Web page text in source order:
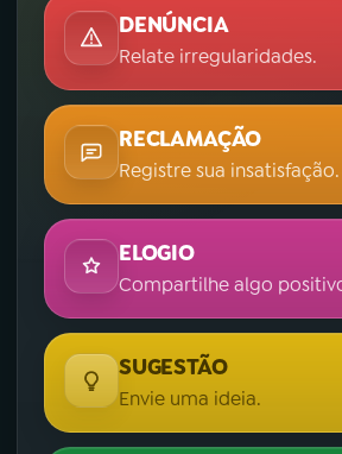
DENÚNCIA
Relate irregularidades.
RECLAMAÇÃO
Registre sua insatisfação.
ELOGIO
Compartilhe algo
SUGESTÃO
Envie uma ideia.